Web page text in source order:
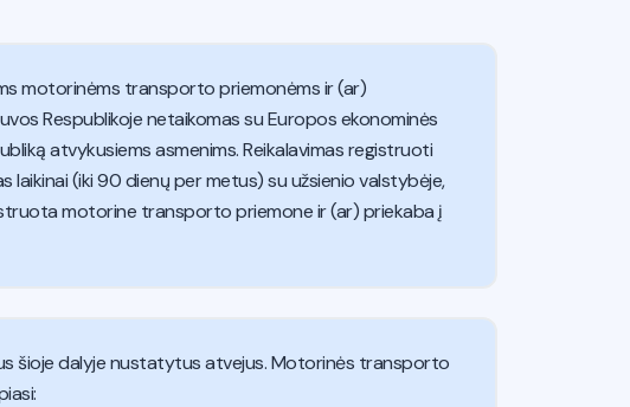
motorinėms transporto priemonėms ir (ar)
Respublikoje netaikomas su Europos ekonominės
atvykusiems asmenims. Reikalavimas registruoti
(iki 90 dienų per metus) su užsienio valstybėje,
motorine transporto priemone ir (ar) priekaba į
šioje dalyje nustatytus atvejus. Motorinės transporto